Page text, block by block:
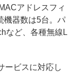
アドレスフィ
機器数は5台。パ
など、各種無線L
ービスに対応し